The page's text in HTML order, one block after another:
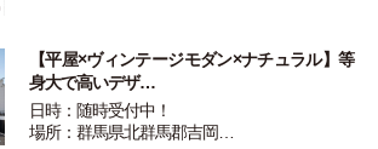
【平屋×ヴィンテージモダン×ナチュラル】等
身大で高いデザ…
日時：随時受付中！
場所：群馬県北群馬郡吉岡…